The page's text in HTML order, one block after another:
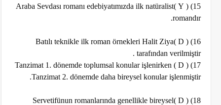
15) ( Y )Araba Sevdası romanı edebiyatımızda ilk natüralist
romandır.
16) ( D )Batılı teknikle ilk roman örnekleri Halit Ziya
tarafından verilmiştir .
17) ( D ) Tanzimat 1. dönemde toplumsal konular işlenirken
Tanzimat 2. dönemde daha bireysel konular işlenmiştir.
18) ( D )Servetifünun romanlarında genellikle bireysel